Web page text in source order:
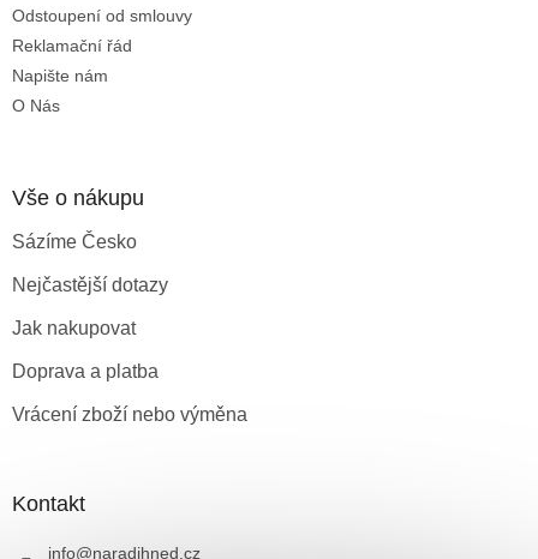
Odstoupení od smlouvy
Reklamační řád
Napište nám
O Nás
Vše o nákupu
Sázíme Česko
Nejčastější dotazy
Jak nakupovat
Doprava a platba
Vrácení zboží nebo výměna
Kontakt
info@naradihned.cz